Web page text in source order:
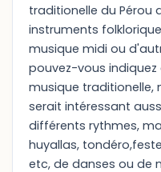
traditionelle du Pérou
instruments
musique midi ou
pouvez-vous
musique traditionelle,
serait intéressant
différents rythmes,
huyallas,
etc, de danses ou de